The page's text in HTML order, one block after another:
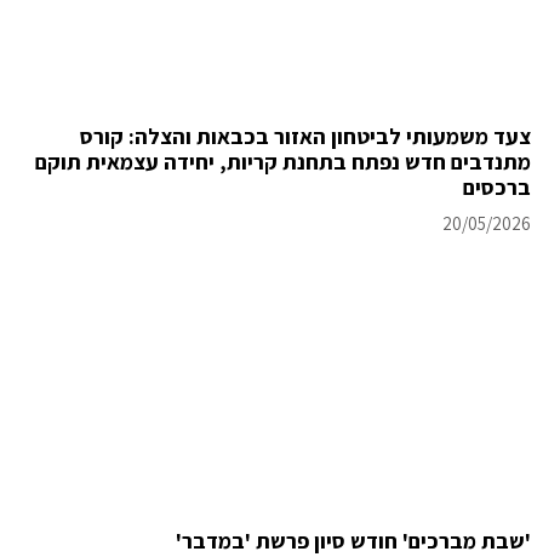
צעד משמעותי לביטחון האזור בכבאות והצלה: קורס
מתנדבים חדש נפתח בתחנת קריות, יחידה עצמאית תוקם
ברכסים
20/05/2026
'שבת מברכים' חודש סיון פרשת 'במדבר'